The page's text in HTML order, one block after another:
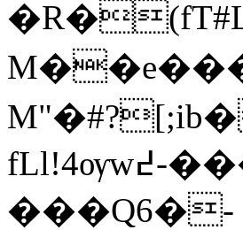
fLl!4ѹw߄-���Q6�F^�����N�]�([2e �w�-
���Q6�-